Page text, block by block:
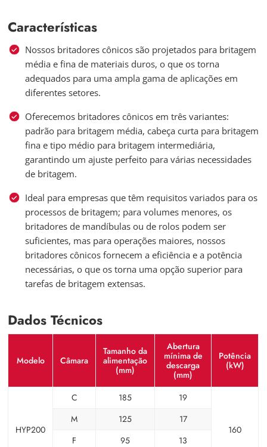
Características
Nossos britadores cônicos são projetados para britagem
média e fina de materiais duros, o que os torna
adequados para uma ampla gama de aplicações em
diferentes setores.
Oferecemos britadores cônicos em três variantes:
padrão para britagem média, cabeça curta para britagem
fina e tipo médio para britagem intermediária,
garantindo um ajuste perfeito para várias necessidades
de britagem.
Ideal para empresas que têm requisitos variados para os
processos de britagem; para volumes menores, os
britadores de mandíbulas ou de rolos podem ser
suficientes, mas para operações maiores, nossos
britadores cônicos fornecem a eficiência e a potência
necessárias, o que os torna uma opção superior para
tarefas de britagem extensas.
Dados Técnicos
Modelo Câmara
Tamanho da
alimentação
(mm)
Abertura
mínima de
descarga
(mm)
Potência
(kW)
HYP200
C 185 19
160
M 125
17
F
95
13